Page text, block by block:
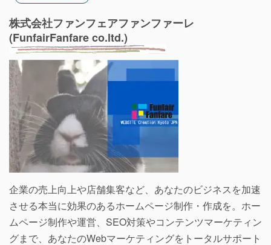
株式会社ファンフェアファンファーレ
(FunfairFanfare co.ltd.)
企業の売上向上や店舗集客など、あなたのビジネスを加速
させる本当に効果のあるホームページ制作・作成を。ホー
ムページ制作や運営、SEO対策やコンテンツマーケティン
グまで、あなたのWebマーケティングをトータルサポート